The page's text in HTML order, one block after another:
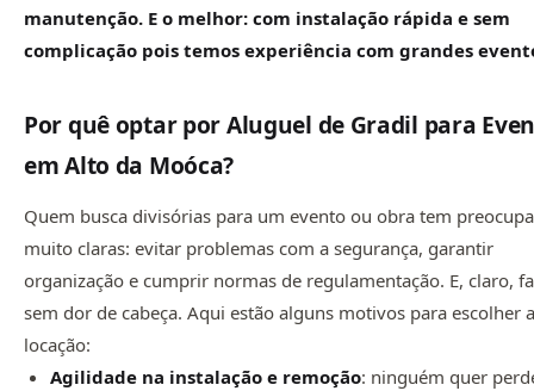
manutenção. E o melhor: com instalação rápida e sem
complicação pois temos experiência com grandes
Por quê optar por Aluguel de Gradil para
em Alto da Moóca?
Quem busca divisórias para um evento ou obra tem
muito claras: evitar problemas com a segurança, garantir
organização e cumprir normas de regulamentação. E, claro,
sem dor de cabeça. Aqui estão alguns motivos para escolher a
locação:
Agilidade na instalação e remoção: ninguém quer